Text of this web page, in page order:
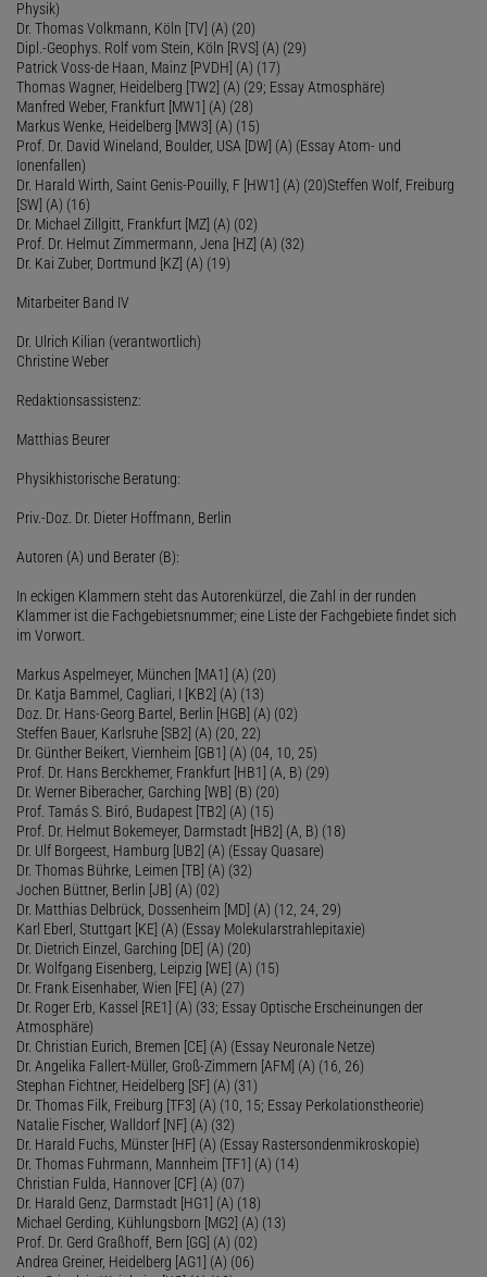
Physik)
Dr. Thomas Volkmann, Köln [TV] (A) (20)
Dipl.-Geophys. Rolf vom Stein, Köln [RVS] (A) (29)
Patrick Voss-de Haan, Mainz [PVDH] (A) (17)
Thomas Wagner, Heidelberg [TW2] (A) (29; Essay Atmosphäre)
Manfred Weber, Frankfurt [MW1] (A) (28)
Markus Wenke, Heidelberg [MW3] (A) (15)
Prof. Dr. David Wineland, Boulder, USA [DW] (A) (Essay Atom- und
Ionenfallen)
Dr. Harald Wirth, Saint Genis-Pouilly, F [HW1] (A) (20)Steffen Wolf, Freiburg
[SW] (A) (16)
Dr. Michael Zillgitt, Frankfurt [MZ] (A) (02)
Prof. Dr. Helmut Zimmermann, Jena [HZ] (A) (32)
Dr. Kai Zuber, Dortmund [KZ] (A) (19)
Mitarbeiter Band IV
Dr. Ulrich Kilian (verantwortlich)
Christine Weber
Redaktionsassistenz:
Matthias Beurer
Physikhistorische Beratung:
Priv.-Doz. Dr. Dieter Hoffmann, Berlin
Autoren (A) und Berater (B):
In eckigen Klammern steht das Autorenkürzel, die Zahl in der runden
Klammer ist die Fachgebietsnummer; eine Liste der Fachgebiete findet sich
im Vorwort.
Markus Aspelmeyer, München [MA1] (A) (20)
Dr. Katja Bammel, Cagliari, I [KB2] (A) (13)
Doz. Dr. Hans-Georg Bartel, Berlin [HGB] (A) (02)
Steffen Bauer, Karlsruhe [SB2] (A) (20, 22)
Dr. Günther Beikert, Viernheim [GB1] (A) (04, 10, 25)
Prof. Dr. Hans Berckhemer, Frankfurt [HB1] (A, B) (29)
Dr. Werner Biberacher, Garching [WB] (B) (20)
Prof. Tamás S. Biró, Budapest [TB2] (A) (15)
Prof. Dr. Helmut Bokemeyer, Darmstadt [HB2] (A, B) (18)
Dr. Ulf Borgeest, Hamburg [UB2] (A) (Essay Quasare)
Dr. Thomas Bührke, Leimen [TB] (A) (32)
Jochen Büttner, Berlin [JB] (A) (02)
Dr. Matthias Delbrück, Dossenheim [MD] (A) (12, 24, 29)
Karl Eberl, Stuttgart [KE] (A) (Essay Molekularstrahlepitaxie)
Dr. Dietrich Einzel, Garching [DE] (A) (20)
Dr. Wolfgang Eisenberg, Leipzig [WE] (A) (15)
Dr. Frank Eisenhaber, Wien [FE] (A) (27)
Dr. Roger Erb, Kassel [RE1] (A) (33; Essay Optische Erscheinungen der
Atmosphäre)
Dr. Christian Eurich, Bremen [CE] (A) (Essay Neuronale Netze)
Dr. Angelika Fallert-Müller, Groß-Zimmern [AFM] (A) (16, 26)
Stephan Fichtner, Heidelberg [SF] (A) (31)
Dr. Thomas Filk, Freiburg [TF3] (A) (10, 15; Essay Perkolationstheorie)
Natalie Fischer, Walldorf [NF] (A) (32)
Dr. Harald Fuchs, Münster [HF] (A) (Essay Rastersondenmikroskopie)
Dr. Thomas Fuhrmann, Mannheim [TF1] (A) (14)
Christian Fulda, Hannover [CF] (A) (07)
Dr. Harald Genz, Darmstadt [HG1] (A) (18)
Michael Gerding, Kühlungsborn [MG2] (A) (13)
Prof. Dr. Gerd Graßhoff, Bern [GG] (A) (02)
Andrea Greiner, Heidelberg [AG1] (A) (06)